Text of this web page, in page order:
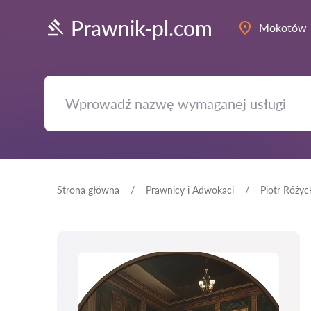
Prawnik-pl.com Mokotów
Strona główna Prawnicy i Adwokaci Piotr